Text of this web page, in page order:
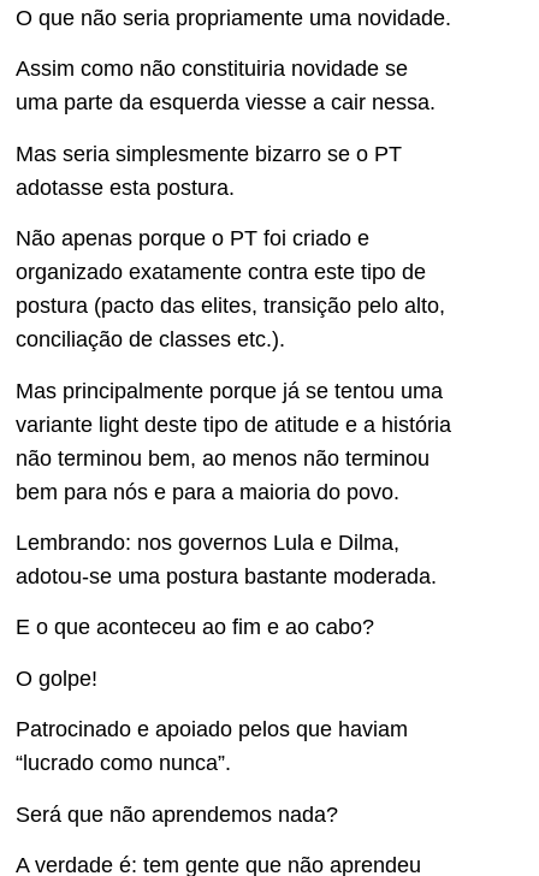
O que não seria propriamente uma novidade.
Assim como não constituiria novidade se
uma parte da esquerda viesse a cair nessa.
Mas seria simplesmente bizarro se o PT
adotasse esta postura.
Não apenas porque o PT foi criado e
organizado exatamente contra este tipo de
postura (pacto das elites, transição pelo alto,
conciliação de classes etc.).
Mas principalmente porque já se tentou uma
variante light deste tipo de atitude e a história
não terminou bem, ao menos não terminou
bem para nós e para a maioria do povo.
Lembrando: nos governos Lula e Dilma,
adotou-se uma postura bastante moderada.
E o que aconteceu ao fim e ao cabo?
O golpe!
Patrocinado e apoiado pelos que haviam
“lucrado como nunca”.
Será que não aprendemos nada?
A verdade é: tem gente que não aprendeu